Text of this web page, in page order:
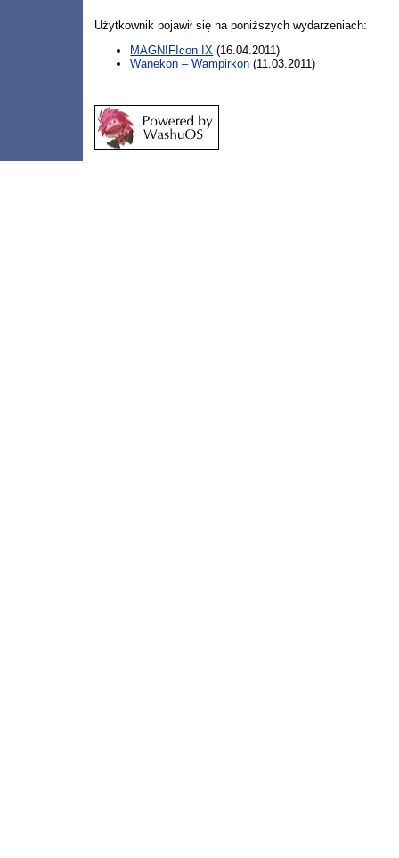
Użytkownik pojawił się na poniższych wydarzeniach:
MAGNIFIcon IX (16.04.2011)
Wanekon – Wampirkon (11.03.2011)